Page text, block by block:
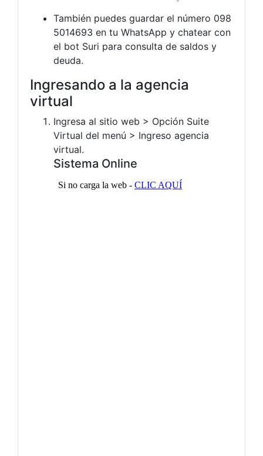
También puedes guardar el número 098
5014693 en tu WhatsApp y chatear con
el bot Suri para consulta de saldos y
deuda.
Ingresando a la agencia
virtual
Ingresa al sitio web > Opción Suite
Virtual del menú > Ingreso agencia
virtual.
Sistema Online